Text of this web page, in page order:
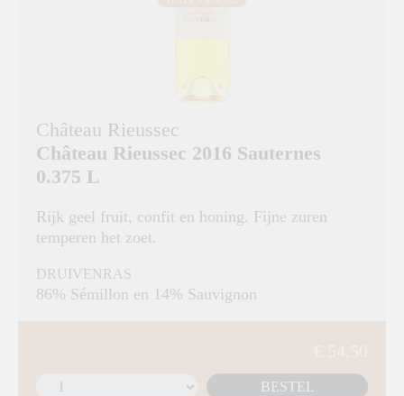
Château Rieussec
Château Rieussec 2016 Sauternes
0.375 L
Rijk geel fruit, confit en honing. Fijne zuren
temperen het zoet.
DRUIVENRAS
86% Sémillon en 14% Sauvignon
BESTEL